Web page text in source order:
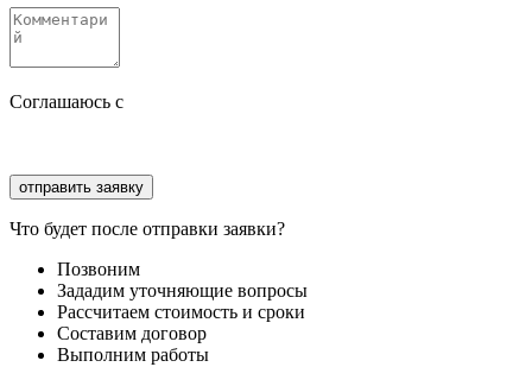
Соглашаюсь с
Что будет после отправки заявки?
Позвоним
Зададим уточняющие вопросы
Рассчитаем стоимость и сроки
Составим договор
Выполним работы